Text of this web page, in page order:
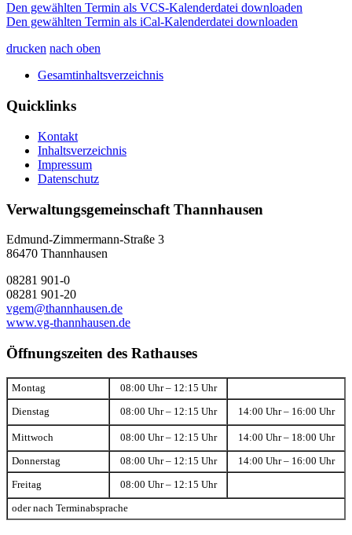
Den gewählten Termin als VCS-Kalenderdatei downloaden
Den gewählten Termin als iCal-Kalenderdatei downloaden
drucken nach oben
Gesamtinhaltsverzeichnis
Quicklinks
Kontakt
Inhaltsverzeichnis
Impressum
Datenschutz
Verwaltungsgemeinschaft Thannhausen
Edmund-Zimmermann-Straße 3
86470 Thannhausen
08281 901-0
08281 901-20
vgem@thannhausen.de
www.vg-thannhausen.de
Öffnungszeiten des Rathauses
Montag 08:00 Uhr – 12:15 Uhr
Dienstag 08:00 Uhr – 12:15 Uhr 14:00 Uhr – 16:00 Uhr
Mittwoch 08:00 Uhr – 12:15 Uhr 14:00 Uhr – 18:00 Uhr
Donnerstag 08:00 Uhr – 12:15 Uhr 14:00 Uhr – 16:00 Uhr
Freitag 08:00 Uhr – 12:15 Uhr
oder nach Terminabsprache